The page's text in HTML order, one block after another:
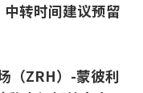
转时间建议预留
（ZRH）-蒙彼利